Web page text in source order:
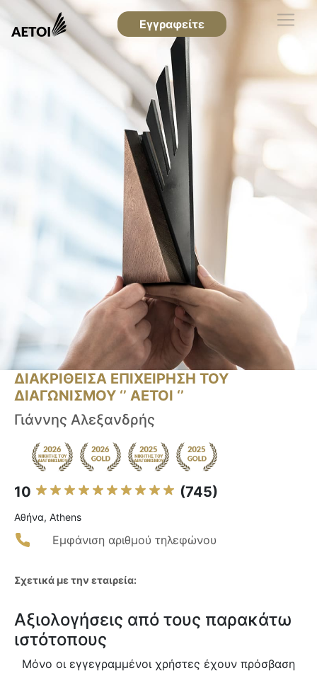
Εγγραφείτε
ΔΙΑΚΡΙΘΕΙΣΑ ΕΠΙΧΕΙΡΗΣΗ ΤΟΥ
ΔΙΑΓΩΝΙΣΜΟΥ ‘’ ΑΕΤΟΙ ‘’
Γιάννης Αλεξανδρής
10 (745)
Αθήνα, Athens
Εμφάνιση αριθμού τηλεφώνου
Σχετικά με την εταιρεία:
Αξιολογήσεις από τους παρακάτω
ιστότοπους
Μόνο οι εγγεγραμμένοι χρήστες έχουν πρόσβαση